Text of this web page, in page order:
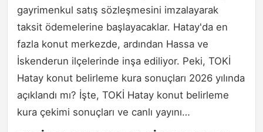
gayrimenkul satış sözleşmesini imzalayarak
taksit ödemelerine başlayacaklar. Hatay'da en
fazla konut merkezde, ardından Hassa ve
İskenderun ilçelerinde inşa ediliyor. Peki, TOKİ
Hatay konut belirleme kura sonuçları 2026 yılında
açıklandı mı? İşte, TOKİ Hatay konut belirleme
kura çekimi sonuçları ve canlı yayını…